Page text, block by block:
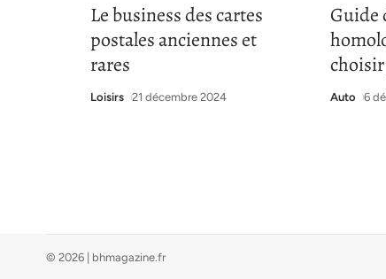
Le business des cartes
postales anciennes et
rares
Loisirs 21 décembre 2024
Guide
Auto 6
© 2026 | bhmagazine.fr